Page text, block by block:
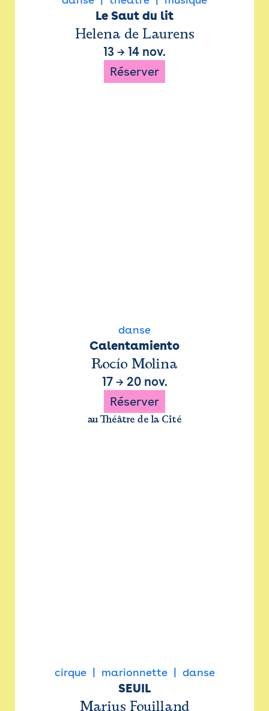
Le Saut du lit
Helena de Laurens
13 → 14 nov.
Réserver
danse
Calentamiento
Rocío Molina
17→ 20 nov.
Réserver
au Théâtre de la Cité
cirque marionnette danse
SEUIL
Marius Fouilland